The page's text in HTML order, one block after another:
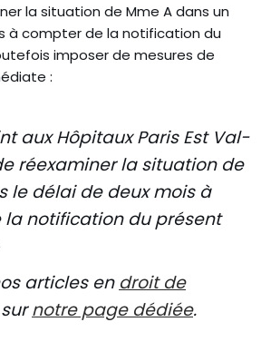
la situation de Mme A dans un
à compter de la notification du
imposer de mesures de
:
aux Hôpitaux Paris Est Val-
réexaminer la situation de
le délai de deux mois à
la notification du présent
articles en droit de
notre page dédiée.